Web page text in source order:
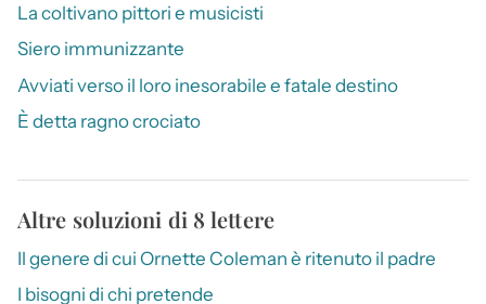
La coltivano pittori e musicisti
Siero immunizzante
Avviati verso il loro inesorabile e fatale destino
È detta ragno crociato
Altre soluzioni di 8 lettere
Il genere di cui Ornette Coleman è ritenuto il padre
I bisogni di chi pretende